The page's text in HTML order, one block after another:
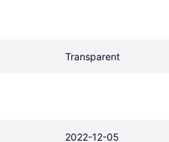
Transparent
2022-12-05